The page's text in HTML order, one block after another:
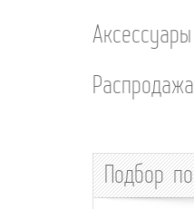
Аксессуары
Распродажа
Подборпо